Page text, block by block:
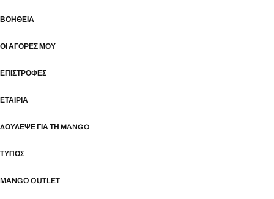
ΒΟΉΘΕΙΑ
ΟΙ ΑΓΟΡΈΣ ΜΟΥ
ΕΠΙΣΤΡΟΦΈΣ
ΕΤΑΙΡΊΑ
ΔΟΎΛΕΨΕ ΓΙΑ ΤΗ MANGO
ΤΎΠΟΣ
MANGO OUTLET